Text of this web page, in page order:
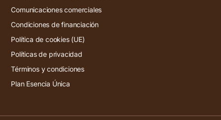
Comunicaciones comerciales
Condiciones de financiación
Política de cookies (UE)
Políticas de privacidad
Términos y condiciones
Plan Esencia Única